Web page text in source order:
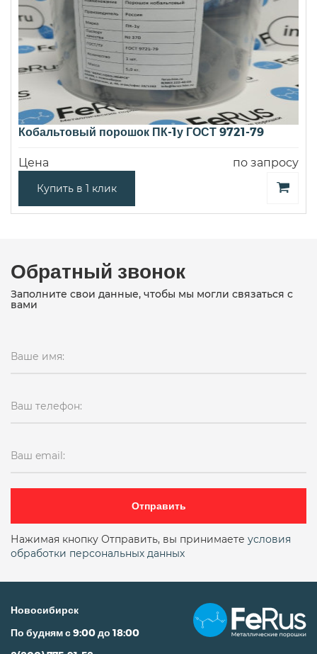
Кобальтовый порошок ПК-1у ГОСТ 9721-79
Цена по запросу
Купить в 1 клик
Обратный звонок
Заполните свои данные, чтобы мы могли связаться с
вами
Ваше имя:
Ваш телефон:
Ваш email:
Отправить
Нажимая кнопку Отправить, вы принимаете условия
обработки персональных данных
Новосибирск
По будням с 9:00 до 18:00